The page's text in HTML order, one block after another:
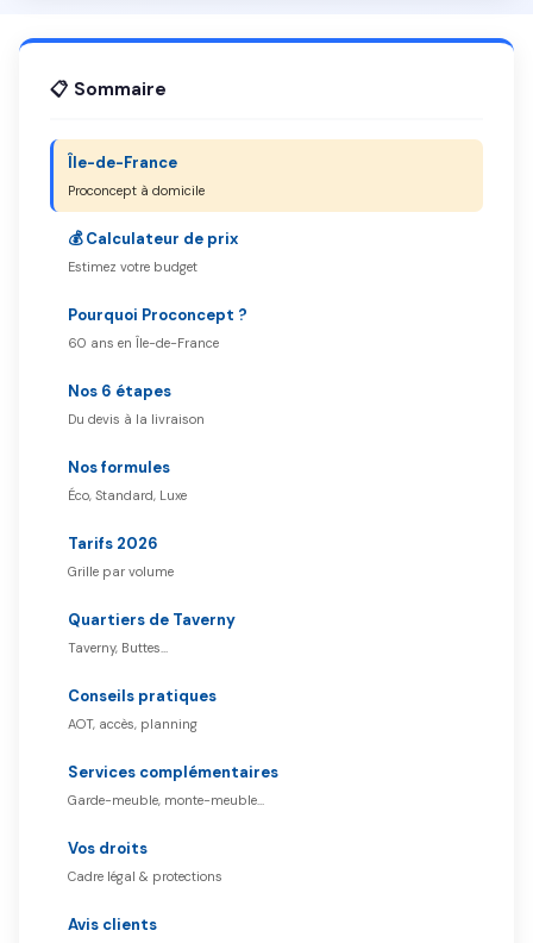
📋 Sommaire
Île-de-France
Proconcept à domicile
💰 Calculateur de prix
Estimez votre budget
Pourquoi Proconcept ?
60 ans en Île-de-France
Nos 6 étapes
Du devis à la livraison
Nos formules
Éco, Standard, Luxe
Tarifs 2026
Grille par volume
Quartiers de Taverny
Taverny, Buttes…
Conseils pratiques
AOT, accès, planning
Services complémentaires
Garde-meuble, monte-meuble…
Vos droits
Cadre légal & protections
Avis clients